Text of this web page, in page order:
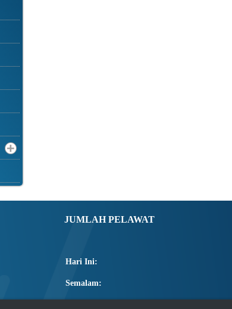
JUMLAH PELAWAT
Hari Ini:
Semalam: